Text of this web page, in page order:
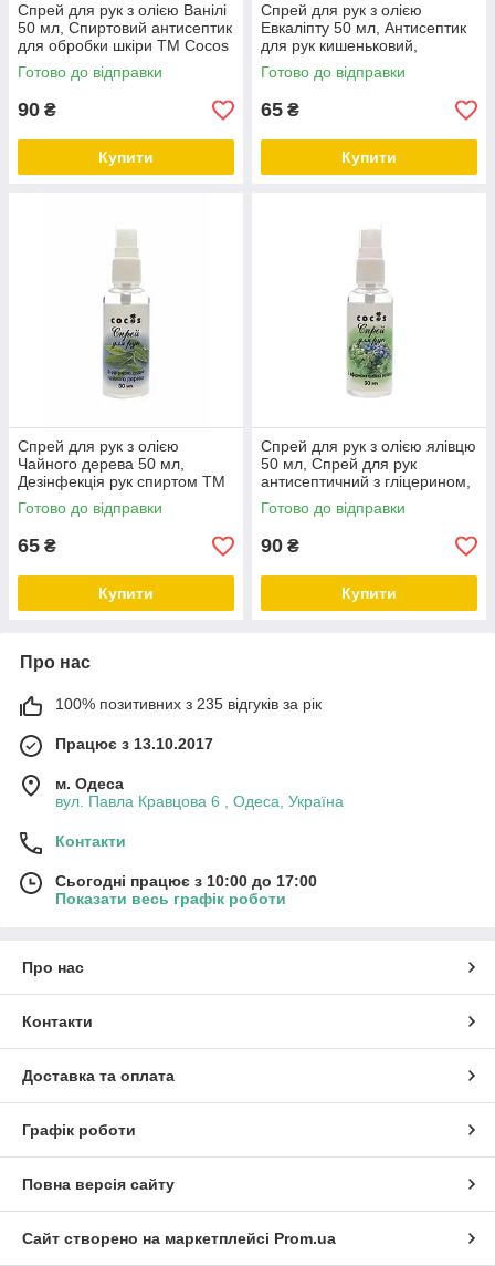
Спрей для рук з олією Ванілі
50 мл, Спиртовий антисептик
для обробки шкіри ТМ Cocos
Готово до відправки
90 ₴
Купити
Спрей для рук з олією
Евкаліпту 50 мл, Антисептик
для рук кишеньковий,
Маленький дезінфектор для
рук ТМ Cocos
Готово до відправки
65 ₴
Купити
Спрей для рук з олією
Чайного дерева 50 мл,
Дезінфекція рук спиртом ТМ
Cocos
Готово до відправки
65 ₴
Купити
Спрей для рук з олією ялівцю
50 мл, Спрей для рук
антисептичний з гліцерином,
Рідина для дезінфекції ТМ
Cocos
Готово до відправки
90 ₴
Купити
Про нас
100% позитивних з 235 відгуків за рік
Працює з 13.10.2017
м. Одеса
вул. Павла Кравцова 6 , Одеса, Україна
Контакти
Сьогодні працює з 10:00 до 17:00
Показати весь графік роботи
Про нас
Контакти
Доставка та оплата
Графік роботи
Повна версія сайту
Сайт створено на маркетплейсі Prom.ua